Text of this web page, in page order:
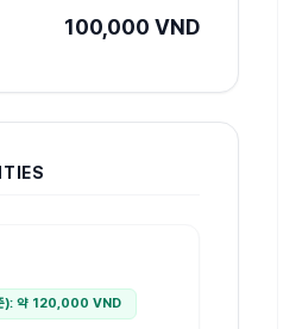
100,000 VND
): 약 120,000 VND